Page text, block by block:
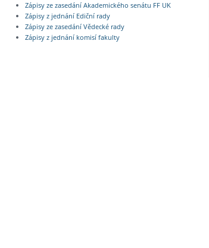
Zápisy ze zasedání Akademického senátu FF UK
Zápisy z jednání Ediční rady
Zápisy ze zasedání Vědecké rady
Zápisy z jednání komisí fakulty